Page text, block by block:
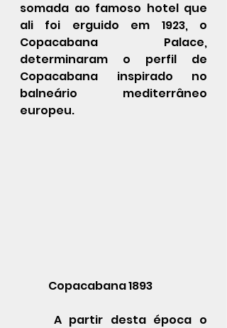
somada ao famoso hotel que
ali foi erguido em 1923, o
Copacabana Palace,
determinaram o perfil de
Copacabana inspirado no
balneário mediterrâneo
europeu.
	Copacabana 1893